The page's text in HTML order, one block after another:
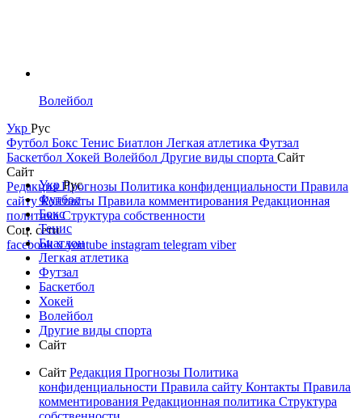
Волейбол
Укр Рус
Футбол Бокс Тенис Биатлон Легкая атлетика Футзал
Баскетбол Хокей Волейбол Другие виды спорта Сайт
Сайт
РедакцияПрогнозы Политика конфиденциальности Правила
сайтуКонтакты Правила комментирования Редакционная
политикаСтруктура собственности
Соц. сети
facebookxyoutube instagram telegram viber
УкрРус
Футбол
Бокс
Тенис
Биатлон
Легкая атлетика
Футзал
Баскетбол
Хокей
Волейбол
Другие виды спорта
Сайт
Сайт Редакция Прогнозы Политика
конфиденциальности Правила сайту Контакты Правила
комментирования Редакционная политика Структура